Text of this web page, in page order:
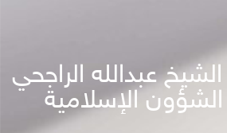
عبدالله الراجحي
الإسلامية